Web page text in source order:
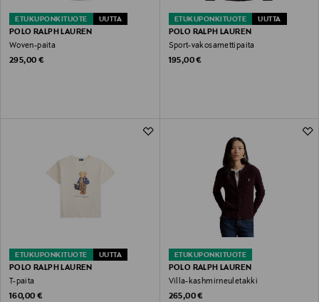
ETUKUPONKITUOTE UUTTA
POLO RALPH LAUREN
Woven-paita
Original Price
295,00 €
ETUKUPONKITUOTE UUTTA
POLO RALPH LAUREN
Sport-vakosamettipaita
Original Price
195,00 €
ETUKUPONKITUOTE UUTTA
POLO RALPH LAUREN
T-paita
Original Price
160,00 €
ETUKUPONKITUOTE
POLO RALPH LAUREN
Villa-kashmirneuletakki
Original Price
265,00 €